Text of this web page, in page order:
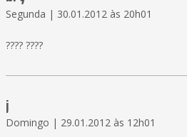
Segunda | 30.01.2012 às 20h01
???? ????
j
Domingo | 29.01.2012 às 12h01